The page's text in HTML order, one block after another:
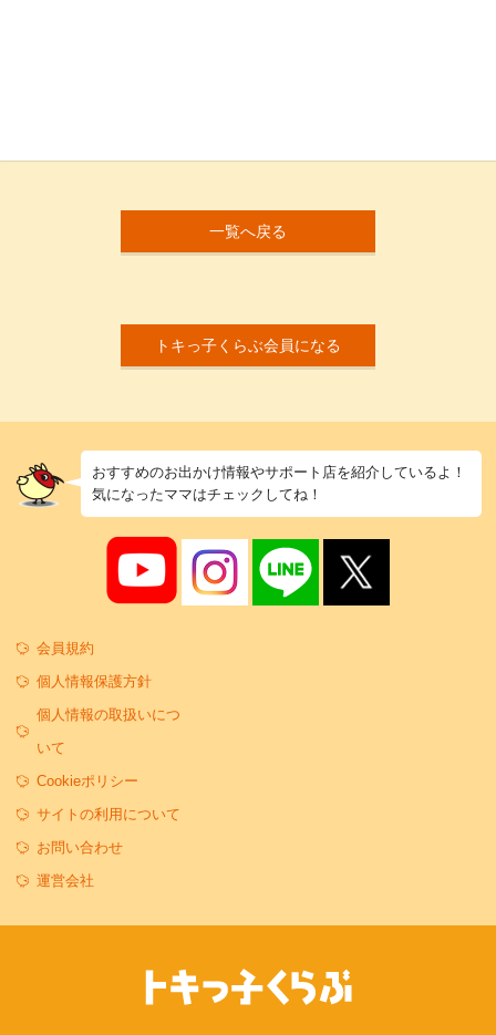
一覧へ戻る
トキっ子くらぶ会員になる
おすすめのお出かけ情報やサポート店を紹介しているよ！
気になったママはチェックしてね！
会員規約
個人情報保護方針
個人情報の取扱いにつ
いて
Cookieポリシー
サイトの利用について
お問い合わせ
運営会社